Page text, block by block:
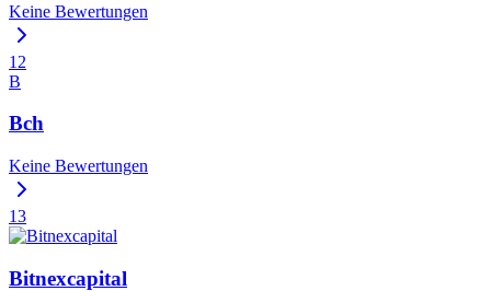
Keine Bewertungen
12
B
Bch
Keine Bewertungen
13
Bitnexcapital